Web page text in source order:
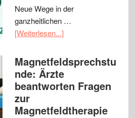
Neue Wege in der
ganzheitlichen …
[Weiterlesen...]
Magnetfeldsprechstu
nde: Ärzte
beantworten Fragen
zur
Magnetfeldtherapie